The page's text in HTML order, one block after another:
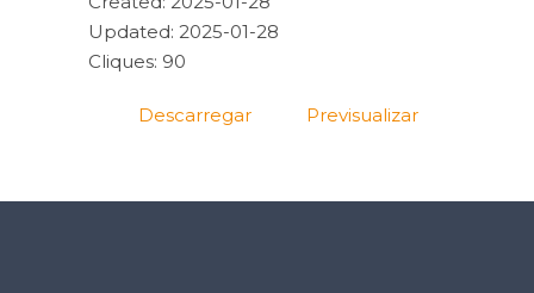
Updated: 2025-01-28
Cliques: 90
Descarregar Previsualizar